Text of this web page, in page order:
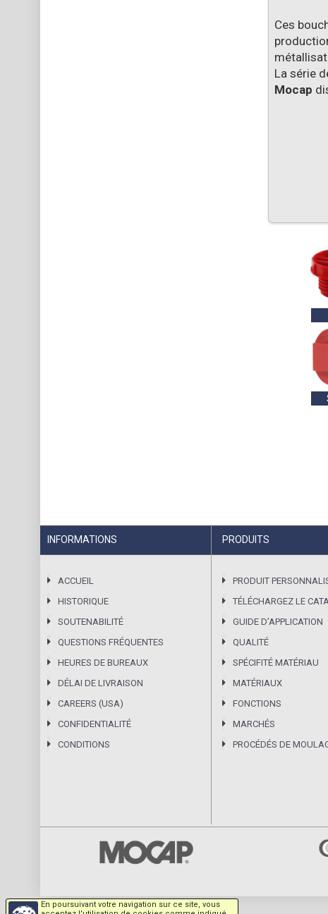
Ces
La série
Mocap
INFORMATIONS
ACCUEIL
HISTORIQUE
SOUTENABILITÉ
QUESTIONS FRÉQUENTES
HEURES DE BUREAUX
DÉLAI DE LIVRAISON
CAREERS (USA)
CONFIDENTIALITÉ
CONDITIONS
PRODUITS
PRODUIT
TÉLÉCHARGEZ LE
GUIDE DʼAPPLICATION
QUALITÉ
SPÉCIFITÉ MATÉRIAU
MATÉRIAUX
FONCTIONS
MARCHÉS
PROCÉDÉS DE
En poursuivant votre navigation sur ce site, vous